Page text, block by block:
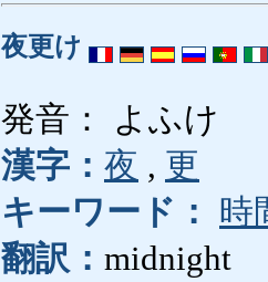
夜更け
発音： よふけ
漢字： 夜 , 更
キーワード：
時
翻訳： midnight